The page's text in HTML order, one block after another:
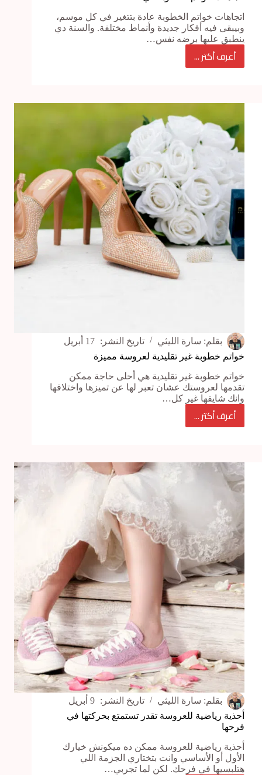
اتجاهات خواتم الخطوبة عادة بتتغير في كل موسم،
وبيبقى فيه أفكار جديدة وأنماط مختلفة. والسنة دي
ينطبق عليها برضه نفس…
أعرف أكتر ...
اتجاهات
2025
بقلم: سارة الليثي تاريخ النشر:
خواتم خطوبة غير تقليدية لعروسة مميزة
خواتم خطوبة غير تقليدية هي أحلى حاجة ممكن
تقدمها لعروستك عشان تعبر لها عن تميزها واختلافها
وانك شايفها غير كل…
أعرف أكتر ...
خواتم
تقليدية
مميزة
بقلم: سارة الليثي تاريخ النشر:
أحذية رياضية للعروسة تقدر تستمتع بحركتها في
فرحها
أحذية رياضية للعروسة ممكن ده ميكونش خيارك
الأول أو الأساسي وانت بتختاري الجزمة اللي
هتلبسيها في فرحك. لكن لما تجربي…